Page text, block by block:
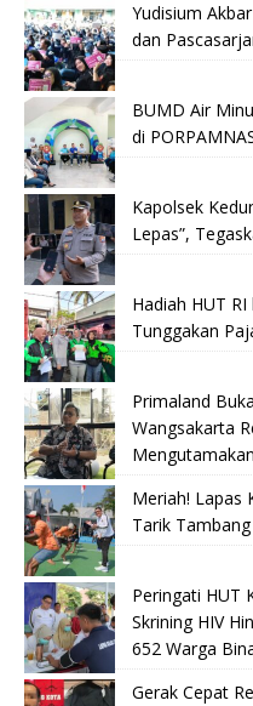
Yudisium
dan
BUMD Air
di
Kapolsek
Lepas”,
Hadiah HUT
Tunggakan
Primaland
Wangsakarta
Meriah! Lapas
Tarik
Peringati HUT
Skrining HIV
652 Warga
Gerak Cepat